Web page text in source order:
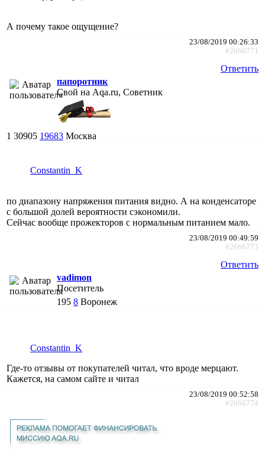
А почему такое ощущение?
23/08/2019 00:26:33
#2666771
Ответить
папоротник
Свой на Aqa.ru, Советник
1 30905 19683 Москва
Constantin_K
по диапазону напряжения питания видно. А на конденсаторе
с большой долей вероятности сэкономили.
Сейчас вообще прожекторов с нормальным питанием мало.
23/08/2019 00:49:59
#2666773
Ответить
vadimon
Посетитель
195 8 Воронеж
Constantin_K
Где-то отзывы от покупателей читал, что вроде мерцают.
Кажется, на самом сайте и читал
23/08/2019 00:52:58
#2666774